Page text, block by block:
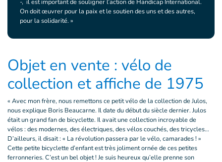
-, il est important de souligner l’action de Handicap International.
On doit œuvrer pour la paix et le soutien des uns et des autres,
pour la solidarité. »
Objet en vente : vélo de
collection et affiche de 1975
« Avec mon frère, nous remettons ce petit vélo de la collection de Julos,
nous explique Boris Beaucarne. Il date du début du siècle dernier. Julos
était un grand fan de bicyclette. Il avait une collection incroyable de
vélos : des modernes, des électriques, des vélos couchés, des tricycles…
D’ailleurs, il disait : « La révolution passera par le vélo, camarades ! »
Cette petite bicyclette d’enfant est très joliment ornée de ces petites
ferronneries. C’est un bel objet ! Je suis heureux qu’elle prenne son